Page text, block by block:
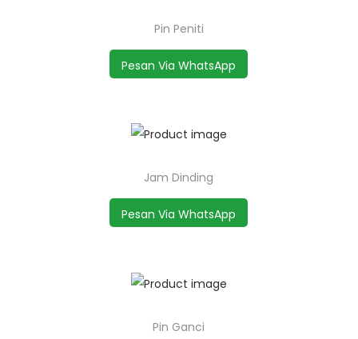
Pin Peniti
Pesan Via WhatsApp
Jam Dinding
Pesan Via WhatsApp
Pin Ganci